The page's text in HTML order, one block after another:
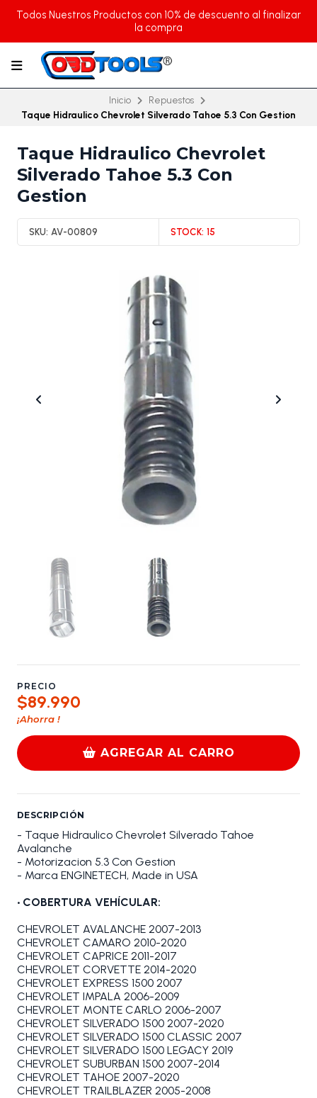
Todos Nuestros Productos con 10% de descuento al finalizar
la compra
Inicio
Repuestos
Taque Hidraulico Chevrolet Silverado Tahoe 5.3 Con Gestion
Taque Hidraulico Chevrolet
Silverado Tahoe 5.3 Con
Gestion
SKU: AV-00809 STOCK: 15
PRECIO
$89.990
¡Ahorra !
AGREGAR AL CARRO
DESCRIPCIÓN
- Taque Hidraulico Chevrolet Silverado Tahoe
Avalanche
- Motorizacion 5.3 Con Gestion
- Marca ENGINETECH, Made in USA
• COBERTURA VEHÍCULAR:
CHEVROLET AVALANCHE 2007-2013
CHEVROLET CAMARO 2010-2020
CHEVROLET CAPRICE 2011-2017
CHEVROLET CORVETTE 2014-2020
CHEVROLET EXPRESS 1500 2007
CHEVROLET IMPALA 2006-2009
CHEVROLET MONTE CARLO 2006-2007
CHEVROLET SILVERADO 1500 2007-2020
CHEVROLET SILVERADO 1500 CLASSIC 2007
CHEVROLET SILVERADO 1500 LEGACY 2019
CHEVROLET SUBURBAN 1500 2007-2014
CHEVROLET TAHOE 2007-2020
CHEVROLET TRAILBLAZER 2005-2008